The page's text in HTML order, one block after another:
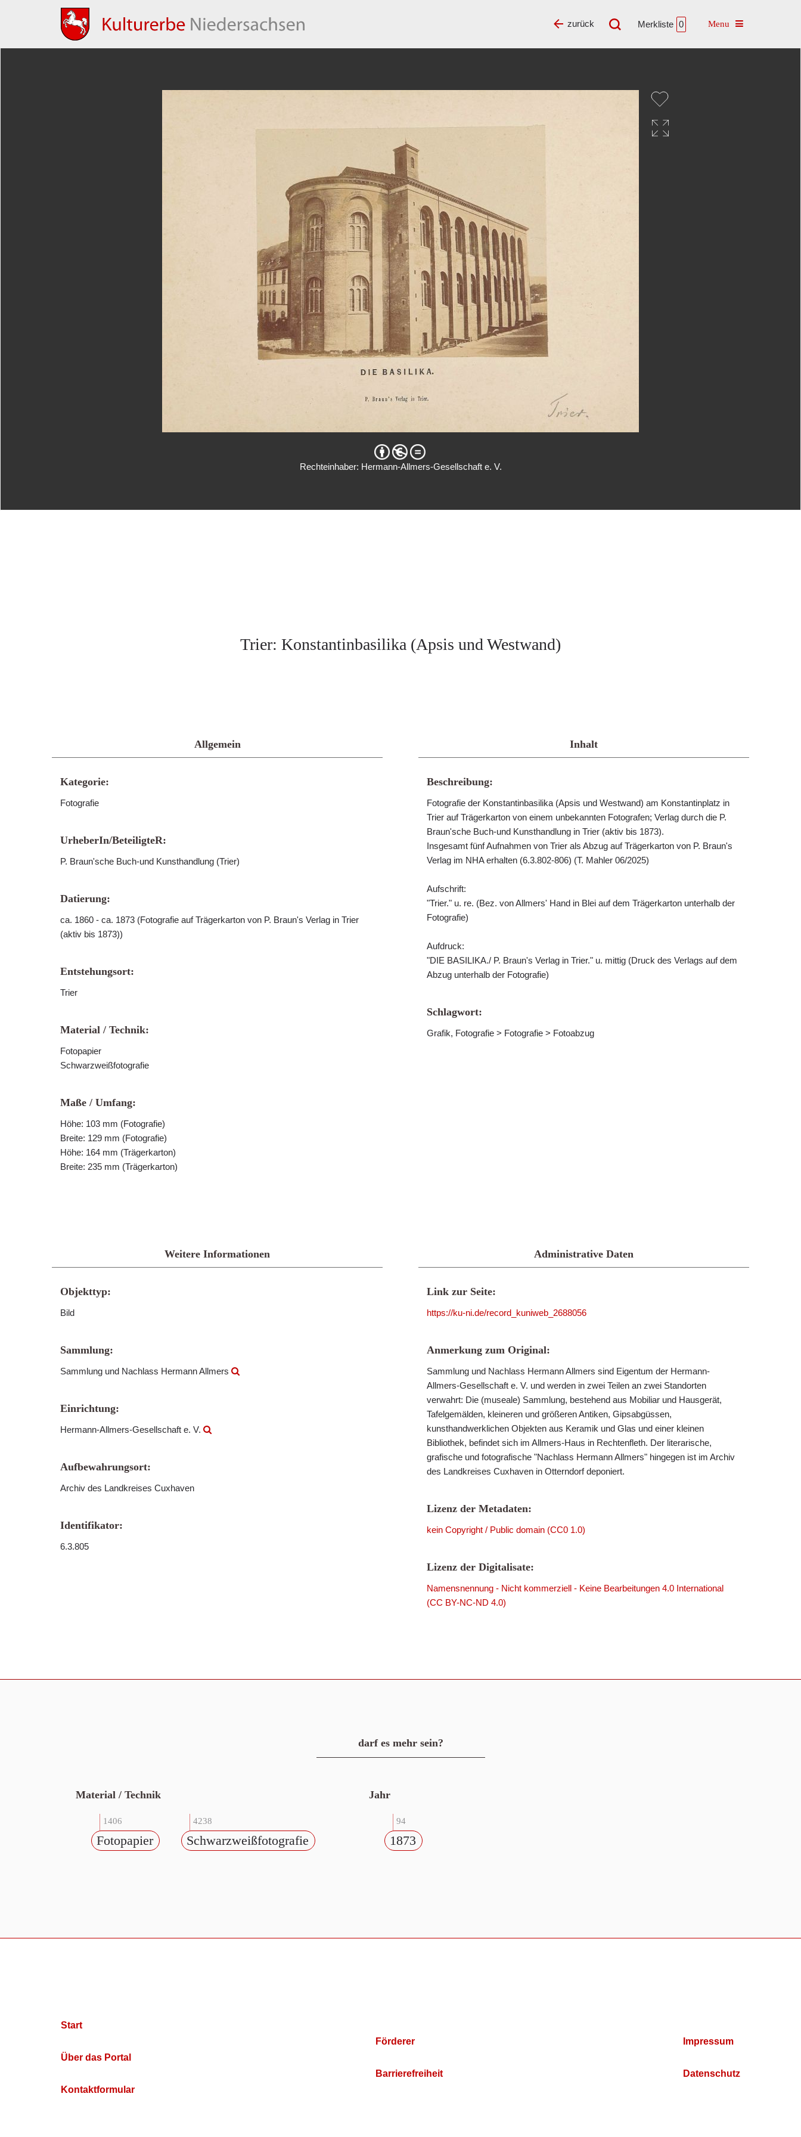
Merkliste 0 Toggle navigation
zurück
Rechteinhaber: Hermann-Allmers-Gesellschaft e. V.
Trier: Konstantinbasilika (Apsis und Westwand)
Allgemein
Kategorie:
Fotografie
UrheberIn/BeteiligteR:
P. Braun'sche Buch-und Kunsthandlung (Trier)
Datierung:
ca. 1860 - ca. 1873 (Fotografie auf Trägerkarton von P. Braun's Verlag in Trier
(aktiv bis 1873))
Entstehungsort:
Trier
Material / Technik:
Fotopapier
Schwarzweißfotografie
Maße / Umfang:
Höhe: 103 mm (Fotografie)
Breite: 129 mm (Fotografie)
Höhe: 164 mm (Trägerkarton)
Breite: 235 mm (Trägerkarton)
Inhalt
Beschreibung:
Fotografie der Konstantinbasilika (Apsis und Westwand) am Konstantinplatz in
Trier auf Trägerkarton von einem unbekannten Fotografen; Verlag durch die P.
Braun'sche Buch-und Kunsthandlung in Trier (aktiv bis 1873).
Insgesamt fünf Aufnahmen von Trier als Abzug auf Trägerkarton von P. Braun's
Verlag im NHA erhalten (6.3.802-806) (T. Mahler 06/2025)
Aufschrift:
"Trier." u. re. (Bez. von Allmers' Hand in Blei auf dem Trägerkarton unterhalb der
Fotografie)
Aufdruck:
"DIE BASILIKA./ P. Braun's Verlag in Trier." u. mittig (Druck des Verlags auf dem
Abzug unterhalb der Fotografie)
Schlagwort:
Grafik, Fotografie > Fotografie > Fotoabzug
Weitere Informationen
Objekttyp:
Bild
Sammlung:
Sammlung und Nachlass Hermann Allmers
Einrichtung:
Hermann-Allmers-Gesellschaft e. V.
Aufbewahrungsort:
Archiv des Landkreises Cuxhaven
Identifikator:
6.3.805
Administrative Daten
Link zur Seite:
https://ku-ni.de/record_kuniweb_2688056
Anmerkung zum Original:
Sammlung und Nachlass Hermann Allmers sind Eigentum der Hermann-
Allmers-Gesellschaft e. V. und werden in zwei Teilen an zwei Standorten
verwahrt: Die (museale) Sammlung, bestehend aus Mobiliar und Hausgerät,
Tafelgemälden, kleineren und größeren Antiken, Gipsabgüssen,
kunsthandwerklichen Objekten aus Keramik und Glas und einer kleinen
Bibliothek, befindet sich im Allmers-Haus in Rechtenfleth. Der literarische,
grafische und fotografische "Nachlass Hermann Allmers" hingegen ist im Archiv
des Landkreises Cuxhaven in Otterndorf deponiert.
Lizenz der Metadaten:
kein Copyright / Public domain (CC0 1.0)
Lizenz der Digitalisate:
Namensnennung - Nicht kommerziell - Keine Bearbeitungen 4.0 International
(CC BY-NC-ND 4.0)
darf es mehr sein?
Material / Technik
1406
Fotopapier
4238
Schwarzweißfotografie
Jahr
94
1873
Start
Über das Portal
Kontaktformular
Förderer
Barrierefreiheit
Impressum
Datenschutz